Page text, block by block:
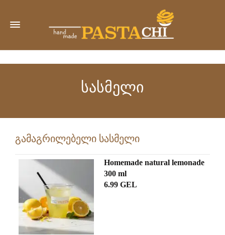
სასმელი
გამაგრილებელი სასმელი
Homemade natural lemonade
300 ml
6.99 GEL